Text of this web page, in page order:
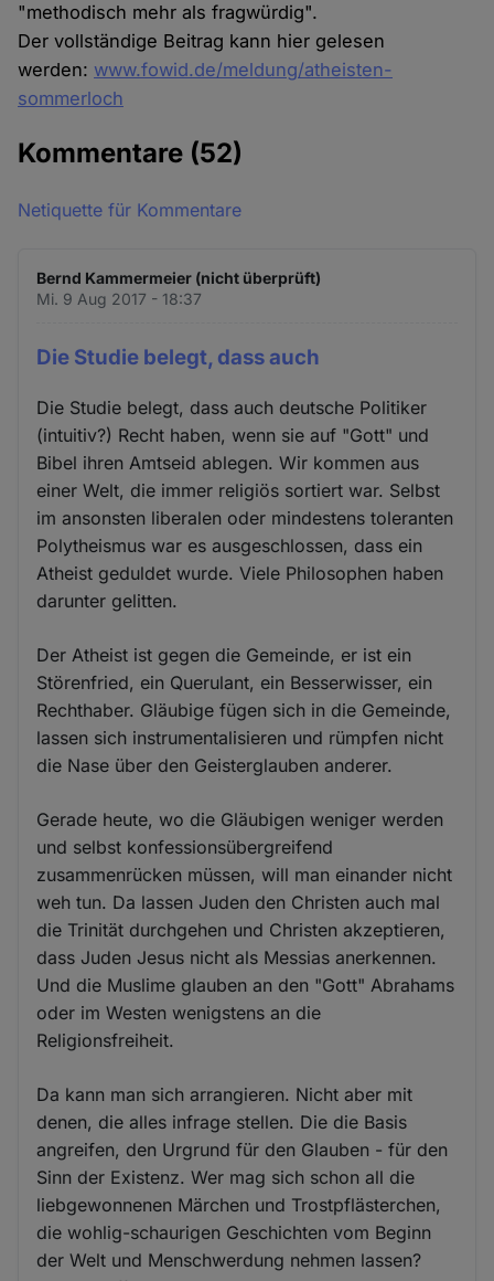
"methodisch mehr als fragwürdig".
Der vollständige Beitrag kann hier gelesen
werden: www.fowid.de/meldung/atheisten-
sommerloch
Kommentare (52)
Netiquette für Kommentare
Bernd Kammermeier (nicht überprüft)
Mi. 9 Aug 2017 - 18:37
Die Studie belegt, dass auch
Die Studie belegt, dass auch deutsche Politiker
(intuitiv?) Recht haben, wenn sie auf "Gott" und
Bibel ihren Amtseid ablegen. Wir kommen aus
einer Welt, die immer religiös sortiert war. Selbst
im ansonsten liberalen oder mindestens toleranten
Polytheismus war es ausgeschlossen, dass ein
Atheist geduldet wurde. Viele Philosophen haben
darunter gelitten.
Der Atheist ist gegen die Gemeinde, er ist ein
Störenfried, ein Querulant, ein Besserwisser, ein
Rechthaber. Gläubige fügen sich in die Gemeinde,
lassen sich instrumentalisieren und rümpfen nicht
die Nase über den Geisterglauben anderer.
Gerade heute, wo die Gläubigen weniger werden
und selbst konfessionsübergreifend
zusammenrücken müssen, will man einander nicht
weh tun. Da lassen Juden den Christen auch mal
die Trinität durchgehen und Christen akzeptieren,
dass Juden Jesus nicht als Messias anerkennen.
Und die Muslime glauben an den "Gott" Abrahams
oder im Westen wenigstens an die
Religionsfreiheit.
Da kann man sich arrangieren. Nicht aber mit
denen, die alles infrage stellen. Die die Basis
angreifen, den Urgrund für den Glauben - für den
Sinn der Existenz. Wer mag sich schon all die
liebgewonnenen Märchen und Trostpflästerchen,
die wohlig-schaurigen Geschichten vom Beginn
der Welt und Menschwerdung nehmen lassen?